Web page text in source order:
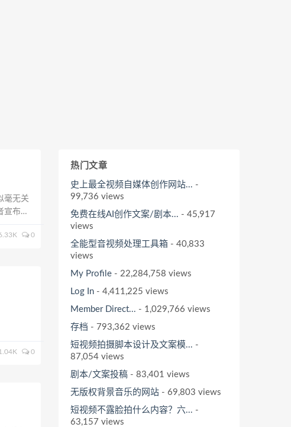
毫无关
宣布：
0
0
热门文章
史上最全视频自媒体创作网站... -
99,736 views
免费在线AI创作文案/剧本... - 45,917
views
全能型音视频处理工具箱 - 40,833
views
My Profile - 22,284,758 views
Log In - 4,411,225 views
Member Direct... - 1,029,766 views
存档 - 793,362 views
短视频拍摄脚本设计及文案模... -
87,054 views
剧本/文案投稿 - 83,401 views
无版权背景音乐的网站 - 69,803 views
短视频不露脸拍什么内容？六... -
63,157 views